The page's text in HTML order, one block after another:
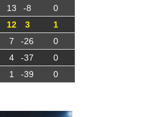
13 -8 0
12 3 1
7 -26 0
4 -37 0
1 -39 0